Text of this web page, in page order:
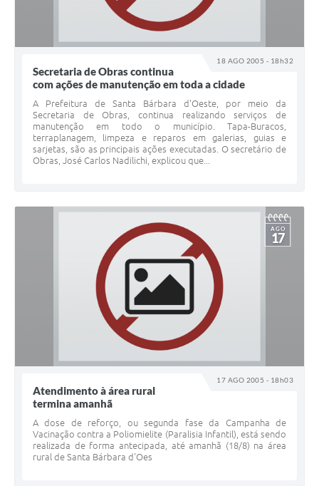
18 AGO 2005 - 18h32
Secretaria de Obras continua
com ações de manutenção em toda a cidade
A Prefeitura de Santa Bárbara d'Oeste, por meio da
Secretaria de Obras, continua realizando serviços de
manutenção em todo o município. Tapa-Buracos,
terraplanagem, limpeza e reparos em galerias, guias e
sarjetas, são as principais ações executadas. O secretário de
Obras, José Carlos Nadilichi, explicou que...
17 AGO 2005 - 18h03
AGO
17
Atendimento à área rural
termina amanhã
A dose de reforço, ou segunda fase da Campanha de
Vacinação contra a Poliomielite (Paralisia Infantil), está sendo
realizada de forma antecipada, até amanhã (18/8) na área
rural de Santa Bárbara d'Oes